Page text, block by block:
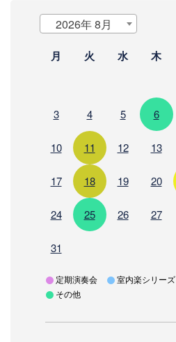
2026年 8月
月 火 水 木
3 4 5 6
10 11 12 13
17 18 19 20
24 25 26 27
31
定期演奏会 室内楽シリーズ
その他